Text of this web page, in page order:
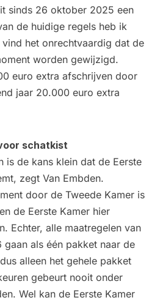
sinds 26 oktober 2025 een
de huidige regels heb ik
het onrechtvaardig dat de
worden gewijzigd.
euro extra afschrijven door
jaar 20.000 euro extra
schatkist
is de kans klein dat de Eerste
zegt Van Embden.
door de Tweede Kamer is
de Eerste Kamer hier
Echter, alle maatregelen van
gaan als één pakket naar de
alleen het gehele pakket
gebeurt nooit onder
Wel kan de Eerste Kamer